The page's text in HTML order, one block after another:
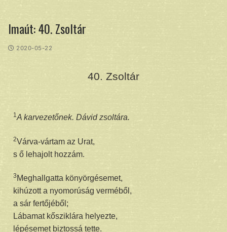
Imaút: 40. Zsoltár
2020-05-22
40. Zsoltár
1A karvezetőnek. Dávid zsoltára.
2Várva-vártam az Urat,
s ő lehajolt hozzám.
3 Meghallgatta könyörgésemet,
kihúzott a nyomorúság verméből,
a sár fertőjéből;
Lábamat kősziklára helyezte,
lépésemet biztossá tette.